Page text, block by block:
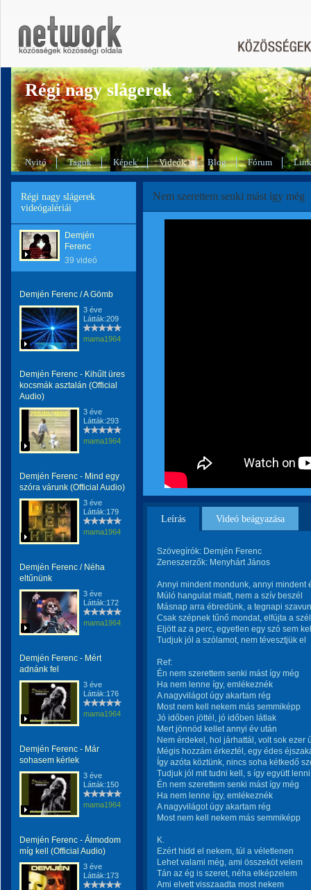
Régi nagy slágerek
Nyitó Tagok Képek Videók Blog Fórum
Régi nagy slágerek
videógalériái
Demjén
Ferenc
39 videó
Demjén Ferenc / A Gömb
3 éve
Látták:209
mama1964
Demjén Ferenc - Kihűlt üres
kocsmák asztalán (Official
Audio)
3 éve
Látták:293
mama1964
Demjén Ferenc - Mind egy
szóra várunk (Official Audio)
3 éve
Látták:179
mama1964
Demjén Ferenc / Néha
eltűnünk
3 éve
Látták:172
mama1964
Demjén Ferenc - Mért
adnánk fel
3 éve
Látták:176
mama1964
Demjén Ferenc - Már
sohasem kérlek
3 éve
Látták:150
mama1964
Demjén Ferenc - Álmodom
míg kell (Official Audio)
3 éve
Látták:173
Nem szerettem senki mást így még
Leírás Videó beágyazása
Szövegírók: Demjén Ferenc
Zeneszerzők: Menyhárt János
Annyi mindent mondunk, annyi mindent
Múló hangulat miatt, nem a szív beszél
Másnap arra ébredünk, a tegnapi
Csak szépnek tűnő mondat, elfújta a szél
Eljött az a perc, egyetlen egy szó sem
Tudjuk jól a szólamot, nem tévesztjük el
Ref:
Én nem szerettem senki mást így még
Ha nem lenne így, emlékeznék
A nagyvilágot úgy akartam rég
Most nem kell nekem más semmiképp
Jó időben jöttél, jó időben látlak
Mert jönnöd kellet annyi év után
Nem érdekel, hol járhattál, volt sok ezer
Mégis hozzám érkeztél, egy édes
Így azóta köztünk, nincs soha kétkedő
Tudjuk jól mit tudni kell, s így együtt
Én nem szerettem senki mást így még
Ha nem lenne így, emlékeznék
A nagyvilágot úgy akartam rég
Most nem kell nekem más semmiképp
K.
Ezért hidd el nekem, túl a véletlenen
Lehet valami még, ami összeköt velem
Tán az ég is szeret, néha elképzelem
Ami elvett visszaadta most nekem